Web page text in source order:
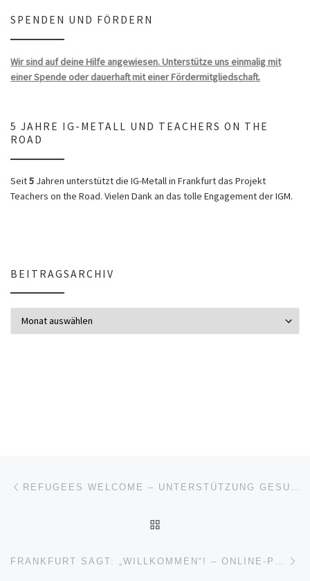
SPENDEN UND FÖRDERN
Wir sind auf deine Hilfe angewiesen. Unterstütze uns einmalig mit
einer Spende oder dauerhaft mit einer Fördermitgliedschaft.
5 JAHRE IG-METALL UND TEACHERS ON THE
ROAD
Seit5 Jahren unterstützt die IG-Metall in Frankfurt das Projekt
Teachers on the Road. Vielen Dank an das tolle Engagement der IGM.
BEITRAGSARCHIV
Beitragsnavigation